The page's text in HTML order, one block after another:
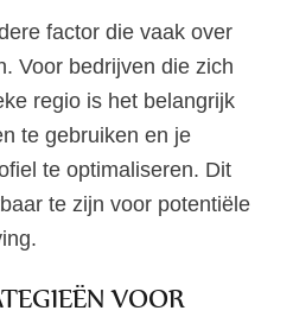
factor die vaak over
Voor bedrijven die zich
regio is het belangrijk
te gebruiken en je
te optimaliseren. Dit
te zijn voor potentiële
VOOR